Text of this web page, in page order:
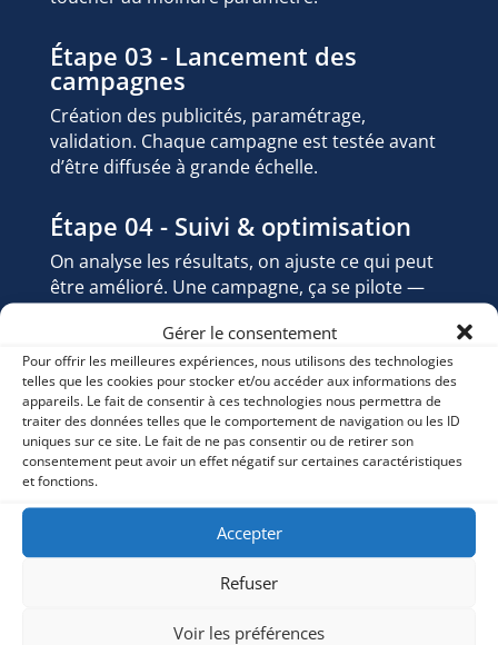
Gérer le consentement
Pour offrir les meilleures expériences, nous utilisons des technologies
telles que les cookies pour stocker et/ou accéder aux informations des
appareils. Le fait de consentir à ces technologies nous permettra de
traiter des données telles que le comportement de navigation ou les ID
uniques sur ce site. Le fait de ne pas consentir ou de retirer son
consentement peut avoir un effet négatif sur certaines caractéristiques
et fonctions.
Accepter
Refuser
Voir les préférences
Étape 03 - Lancement des
campagnes
Création des publicités, paramétrage,
validation. Chaque campagne est testée avant
d’être diffusée à grande échelle.
Étape 04 - Suivi & optimisation
On analyse les résultats, on ajuste ce qui peut
être amélioré. Une campagne, ça se pilote —
Pourquoi Elogium ?
Ce que vous gagnez à
travailler
avec nous sur votre pub